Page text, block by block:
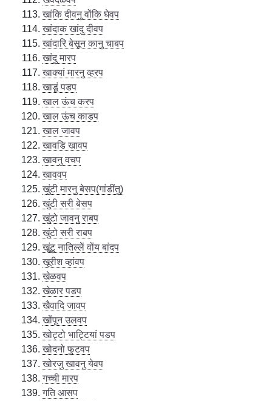
खांकि दीवनु वोंकि घेवप
खांदाक खांदु दीवप
खांदारि बेसून कानु चाबप
खांदु मारप
खाक्यां मारनु व्हरप
खाडूं पडप
खाल ऊंच करप
खाल ऊंच काडप
खाल जावप
खावडि खावप
खावनु वचप
खाववप
खुंटी मारनु बेसप(गांडींतु)
खुंटी सरी बेसप
खुंटो जावनु राबप
खुंटो सरी राबप
खूंटु नातिल्लें वोंय बांदप
खूरीश व्हांवप
खेळवप
खेळार पडप
खैवादि जावप
खोंपून उलवप
खोट्टो भाट्टियां पडप
खोदनो फुटवप
खोरजु खावनु येवप
गच्ची मारप
गति आसप